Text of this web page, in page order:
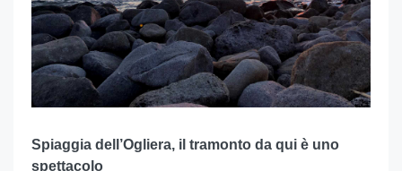
Spiaggia dell’Ogliera, il tramonto da qui è uno
spettacolo